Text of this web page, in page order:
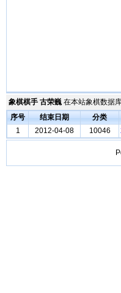
象棋棋手 古荣巍在本站象棋数据
序号
结束日期 分类
1
2012-04-08 10046